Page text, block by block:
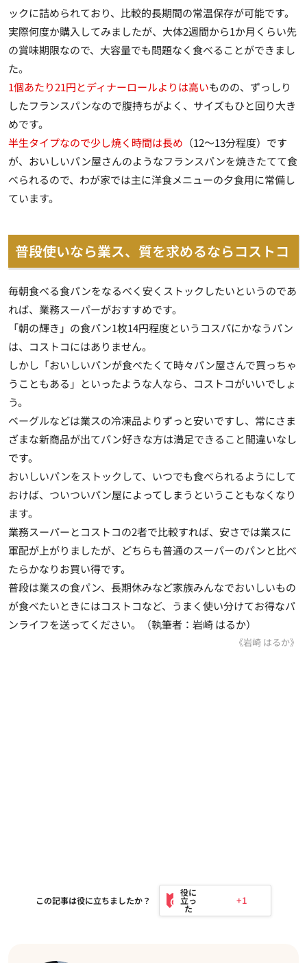
ックに詰められており、比較的長期間の常温保存が可能です。
実際何度か購入してみましたが、 大体2週間から1か月くらい先
の賞味期限なので、大容量でも問題なく食べることができまし
た。
1個あたり21円とディナーロールよりは高いものの、ずっしり
したフランスパンなので腹持ちがよく、サイズもひと回り大き
めです。
半生タイプなので少し焼く時間は長め （12～13分程度）です
が、おいしいパン屋さんのようなフランスパンを焼きたてて食
べられるので、わが家では主に洋食メニューの夕食用に常備し
ています。
普段使いなら業ス、質を求めるならコストコ
毎朝食べる食パンをなるべく安くストックしたいというのであ
れば、業務スーパーがおすすめです。
「朝の輝き」の食パン1枚14円程度というコスパにかなうパン
は、コストコにはありません。
しかし「おいしいパンが食べたくて時々パン屋さんで買っちゃ
うこともある」といったような人なら、コストコがいいでしょ
う。
ベーグルなどは業スの冷凍品よりずっと安いですし、常にさま
ざまな新商品が出てパン好きな方は満足できること間違いなし
です。
おいしいパンをストックして、いつでも食べられるようにして
おけば、ついついパン屋によってしまうということもなくなり
ます。
業務スーパーとコストコの2者で比較すれば、安さでは業スに
軍配が上がりましたが、どちらも普通のスーパーのパンと比べ
たらかなりお買い得です。
普段は業スの食パン、長期休みなど家族みんなでおいしいもの
が食べたいときにはコストコなど、うまく使い分けてお得なパ
ンライフを送ってください。（執筆者：岩崎 はるか）
《岩崎 はるか》
この記事は役に立ちましたか？ +1